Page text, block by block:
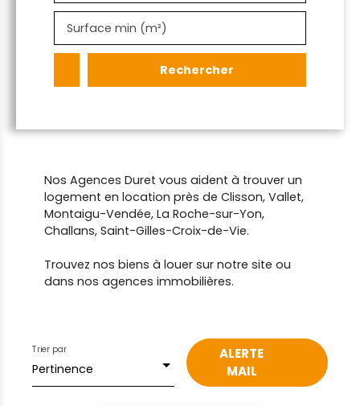
Surface min (m²)
Rechercher
Nos Agences Duret vous aident à trouver un
logement en location près de Clisson, Vallet,
Montaigu-Vendée, La Roche-sur-Yon,
Challans, Saint-Gilles-Croix-de-Vie.
Trouvez nos biens à louer sur notre site ou
dans nos agences immobilières.
Pertinence
Trier par
ALERTE
MAIL